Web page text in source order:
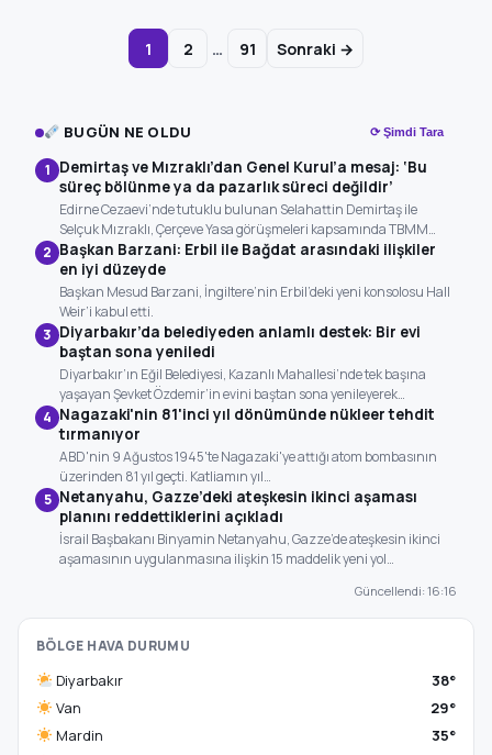
1 2 … 91 Sonraki →
BUGÜN NE OLDU ⟳ Şimdi Tara
1 Demirtaş ve Mızraklı’dan Genel Kurul’a mesaj: ‘Bu
süreç bölünme ya da pazarlık süreci değildir’
Edirne Cezaevi’nde tutuklu bulunan Selahattin Demirtaş ile
Selçuk Mızraklı, Çerçeve Yasa görüşmeleri kapsamında TBMM…
2 Başkan Barzani: Erbil ile Bağdat arasındaki ilişkiler
en iyi düzeyde
Başkan Mesud Barzani, İngiltere’nin Erbil’deki yeni konsolosu Hall
Weir’i ​kabul etti.
3 Diyarbakır’da belediyeden anlamlı destek: Bir evi
baştan sona yeniledi
Diyarbakır’ın Eğil Belediyesi, Kazanlı Mahallesi’nde tek başına
yaşayan Şevket Özdemir’in evini baştan sona yenileyerek…
4 Nagazaki'nin 81'inci yıl dönümünde nükleer tehdit
tırmanıyor
ABD'nin 9 Ağustos 1945'te Nagazaki'ye attığı atom bombasının
üzerinden 81 yıl geçti. Katliamın yıl…
5 Netanyahu, Gazze’deki ateşkesin ikinci aşaması
planını reddettiklerini açıkladı
İsrail Başbakanı Binyamin Netanyahu, Gazze’de ateşkesin ikinci
aşamasının uygulanmasına ilişkin 15 maddelik yeni yol…
Güncellendi: 16:16
BÖLGE HAVA DURUMU
Diyarbakır
38°
Van
29°
Mardin
35°